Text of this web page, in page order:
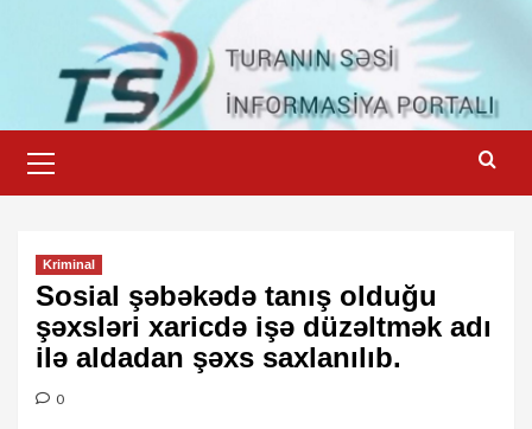
content
Menu
Kriminal
Sosial şəbəkədə tanış olduğu
şəxsləri xaricdə işə düzəltmək adı
ilə aldadan şəxs saxlanılıb.
0